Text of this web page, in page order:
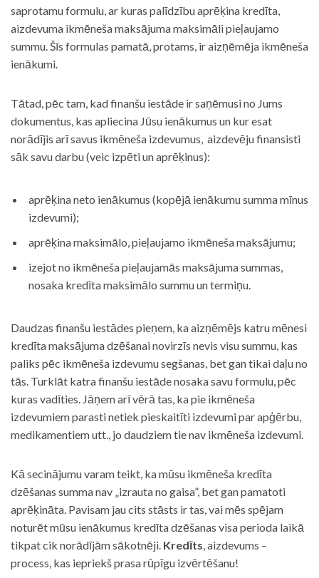
saprotamu formulu, ar kuras palīdzību aprēķina kredīta,
aizdevuma ikmēneša maksājuma maksimāli pieļaujamo
summu. Šīs formulas pamatā, protams, ir aizņēmēja ikmēneša
ienākumi.
Tātad, pēc tam, kad finanšu iestāde ir saņēmusi no Jums
dokumentus, kas apliecina Jūsu ienākumus un kur esat
norādījis arī savus ikmēneša izdevumus, aizdevēju finansisti
sāk savu darbu (veic izpēti un aprēķinus):
aprēķina neto ienākumus (kopējā ienākumu summa mīnus
izdevumi);
aprēķina maksimālo, pieļaujamo ikmēneša maksājumu;
izejot no ikmēneša pieļaujamās maksājuma summas,
nosaka kredīta maksimālo summu un termiņu.
Daudzas finanšu iestādes pieņem, ka aizņēmējs katru mēnesi
kredīta maksājuma dzēšanai novirzīs nevis visu summu, kas
paliks pēc ikmēneša izdevumu segšanas, bet gan tikai daļu no
tās. Turklāt katra finanšu iestāde nosaka savu formulu, pēc
kuras vadīties. Jāņem arī vērā tas, ka pie ikmēneša
izdevumiem parasti netiek pieskaitīti izdevumi par apģērbu,
medikamentiem utt., jo daudziem tie nav ikmēneša izdevumi.
Kā secinājumu varam teikt, ka mūsu ikmēneša kredīta
dzēšanas summa nav „izrauta no gaisa”, bet gan pamatoti
aprēķināta. Pavisam jau cits stāsts ir tas, vai mēs spējam
noturēt mūsu ienākumus kredīta dzēšanas visa perioda laikā
tikpat cik norādījām sākotnēji. Kredīts, aizdevums –
process, kas iepriekš prasa rūpīgu izvērtēšanu!